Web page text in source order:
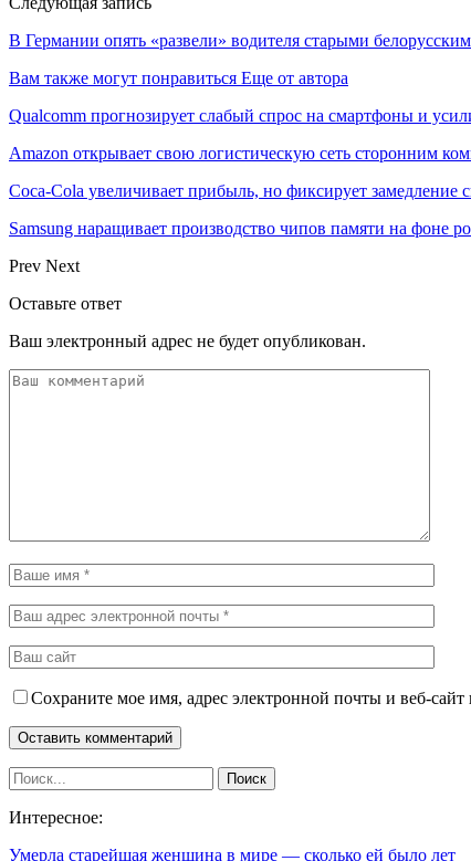
В Германии опять «развели» водителя старыми
Вам также могут понравиться Еще от автора
Qualcomm прогнозирует слабый спрос на смартфоны и
Amazon открывает свою логистическую сеть сторонним
Coca-Cola увеличивает прибыль, но фиксирует замедление
Samsung наращивает производство чипов памяти на фоне
Prev Next
Оставьте ответ
Ваш электронный адрес не будет опубликован.
Сохраните мое имя, адрес электронной почты и веб-
Интересное:
Умерла старейшая женщина в мире — сколько ей было лет